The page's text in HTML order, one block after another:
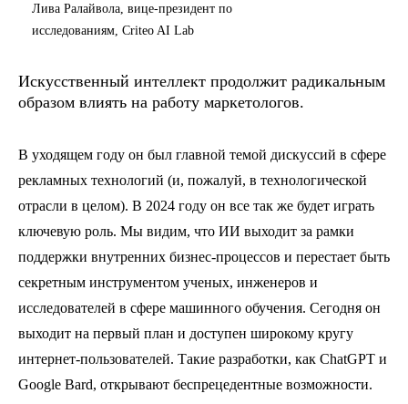
Лива Ралайвола, вице-президент по
исследованиям, Criteo AI Lab
Искусственный интеллект продолжит радикальным
образом влиять на работу маркетологов.
В уходящем году он был главной темой дискуссий в сфере
рекламных технологий (и, пожалуй, в технологической
отрасли в целом). В 2024 году он все так же будет играть
ключевую роль. Мы видим, что ИИ выходит за рамки
поддержки внутренних бизнес-процессов и перестает быть
секретным инструментом ученых, инженеров и
исследователей в сфере машинного обучения. Сегодня он
выходит на первый план и доступен широкому кругу
интернет-пользователей. Такие разработки, как ChatGPT и
Google Bard, открывают беспрецедентные возможности.